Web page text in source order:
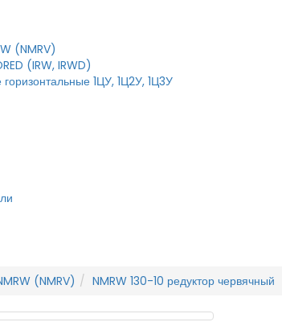
(NMRV)
(IRW, IRWD)
1ЦУ, 1Ц2У, 1Ц3У
(NMRV) NMRW 130-10 редуктор червячный